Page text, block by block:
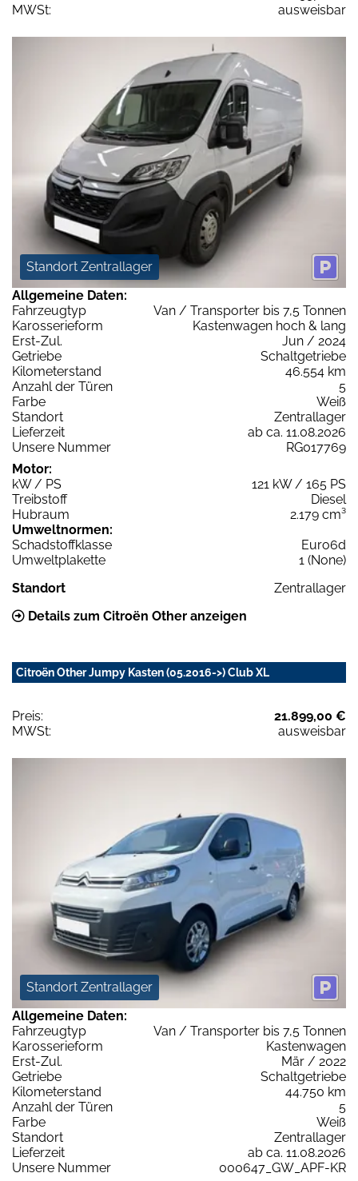
MWSt:
ausweisbar
Standort Zentrallager
Allgemeine Daten:
Fahrzeugtyp
Van / Transporter bis 7,5 Tonnen
Karosserieform
Kastenwagen hoch & lang
Erst-Zul.
Jun / 2024
Getriebe
Schaltgetriebe
Kilometerstand
46.554 km
Anzahl der Türen
5
Farbe
Weiß
Standort
Zentrallager
Lieferzeit
ab ca. 11.08.2026
Unsere Nummer
RG017769
Motor:
kW / PS
121 kW / 165 PS
Treibstoff
Diesel
Hubraum
2.179 cm³
Umweltnormen:
Schadstoffklasse
Euro6d
Umweltplakette
1 (None)
Standort
Zentrallager
Details zum Citroën Other anzeigen
Citroën Other Jumpy Kasten (05.2016->) Club XL
Preis:
21.899,00 €
MWSt:
ausweisbar
Standort Zentrallager
Allgemeine Daten:
Fahrzeugtyp
Van / Transporter bis 7,5 Tonnen
Karosserieform
Kastenwagen
Erst-Zul.
Mär / 2022
Getriebe
Schaltgetriebe
Kilometerstand
44.750 km
Anzahl der Türen
5
Farbe
Weiß
Standort
Zentrallager
Lieferzeit
ab ca. 11.08.2026
Unsere Nummer
000647_GW_APF-KR